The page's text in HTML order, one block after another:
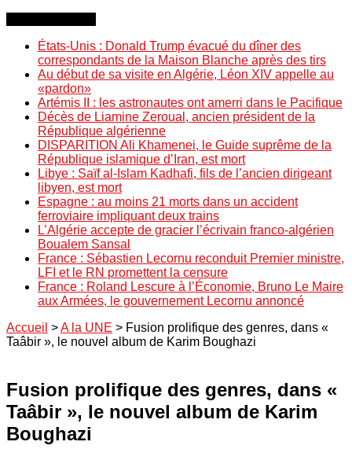
États-Unis : Donald Trump évacué du dîner des
correspondants de la Maison Blanche après des tirs
Au début de sa visite en Algérie, Léon XIV appelle au
«pardon»
Artémis II : les astronautes ont amerri dans le Pacifique
Décès de Liamine Zeroual, ancien président de la
République algérienne
DISPARITION Ali Khamenei, le Guide suprême de la
République islamique d’Iran, est mort
Libye : Saïf al-Islam Kadhafi, fils de l’ancien dirigeant
libyen, est mort
Espagne : au moins 21 morts dans un accident
ferroviaire impliquant deux trains
L’Algérie accepte de gracier l’écrivain franco-algérien
Boualem Sansal
France : Sébastien Lecornu reconduit Premier ministre,
LFI et le RN promettent la censure
France : Roland Lescure à l’Économie, Bruno Le Maire
aux Armées, le gouvernement Lecornu annoncé
Accueil >A la UNE > Fusion prolifique des genres, dans «
Taâbir », le nouvel album de Karim Boughazi
Fusion prolifique des genres, dans «
Taâbir », le nouvel album de Karim
Boughazi